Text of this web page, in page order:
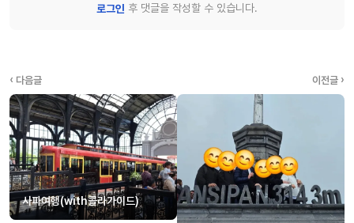
로그인 후 댓글을 작성할 수 있습니다.
‹ 다음글
사파여행(with콜라가이드)
이전글 ›